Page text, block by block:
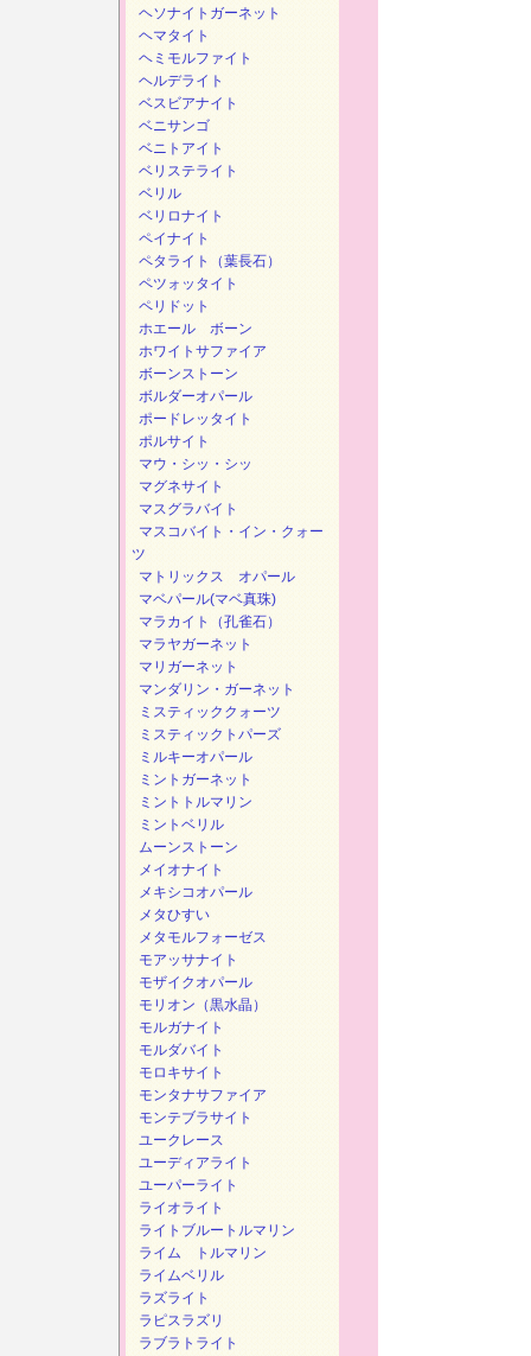
ヘソナイトガーネット
ヘマタイト
ヘミモルファイト
ヘルデライト
ベスビアナイト
ベニサンゴ
ベニトアイト
ベリステライト
ベリル
ベリロナイト
ペイナイト
ペタライト（葉長石）
ペツォッタイト
ペリドット
ホエール ボーン
ホワイトサファイア
ボーンストーン
ボルダーオパール
ポードレッタイト
ポルサイト
マウ・シッ・シッ
マグネサイト
マスグラバイト
マスコバイト・イン・クォー
ツ
マトリックス オパール
マベパール(マベ真珠)
マラカイト（孔雀石）
マラヤガーネット
マリガーネット
マンダリン・ガーネット
ミスティッククォーツ
ミスティックトパーズ
ミルキーオパール
ミントガーネット
ミントトルマリン
ミントベリル
ムーンストーン
メイオナイト
メキシコオパール
メタひすい
メタモルフォーゼス
モアッサナイト
モザイクオパール
モリオン（黒水晶）
モルガナイト
モルダバイト
モロキサイト
モンタナサファイア
モンテブラサイト
ユークレース
ユーディアライト
ユーパーライト
ライオライト
ライトブルートルマリン
ライム トルマリン
ライムベリル
ラズライト
ラピスラズリ
ラブラトライト